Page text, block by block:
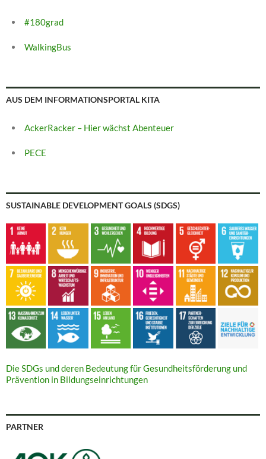
#180grad
WalkingBus
AUS DEM INFORMATIONSPORTAL KITA
AckerRacker – Hier wächst Abenteuer
PECE
SUSTAINABLE DEVELOPMENT GOALS (SDGS)
Die SDGs und deren Bedeutung für Gesundheitsförderung und
Prävention in Bildungseinrichtungen
PARTNER